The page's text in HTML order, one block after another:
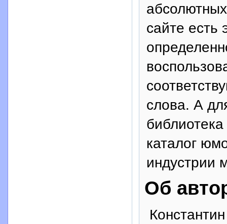
сайте есть
слова. А
каталог
индустрии
Об